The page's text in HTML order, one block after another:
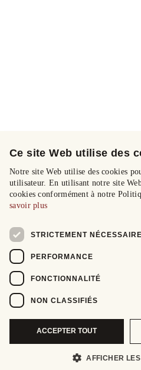
Ce site Web utilise des
Notre site Web utilise des cookies
utilisateur. En utilisant notre site
cookies conformément à notre
savoir plus
STRICTEMENT
PERFORMANCE
FONCTIONNALITÉ
NON CLASSIFIÉS
ACCEPTER TOUT
AFFICHER